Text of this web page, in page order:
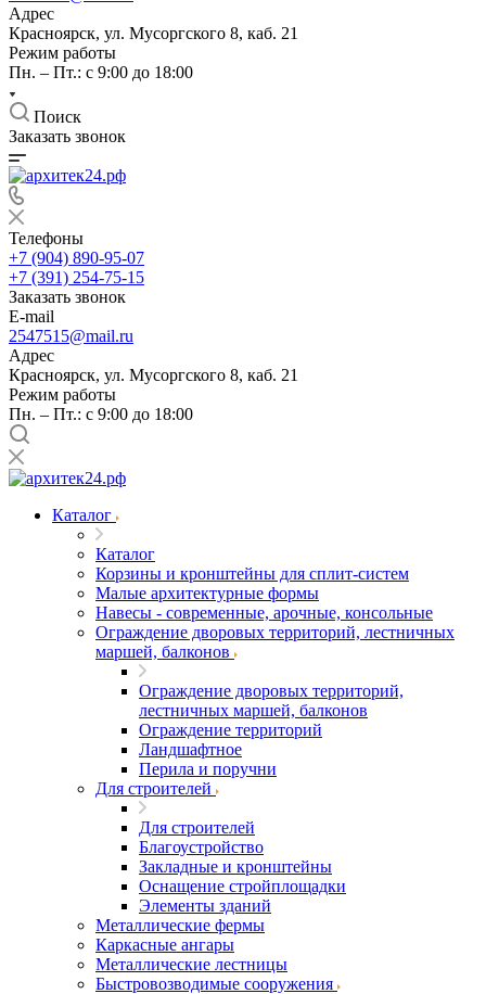
Адрес
Красноярск, ул. Мусоргского 8, каб. 21
Режим работы
Пн. – Пт.: с 9:00 до 18:00
Поиск
Заказать звонок
Телефоны
+7 (904) 890-95-07
+7 (391) 254-75-15
Заказать звонок
E-mail
2547515@mail.ru
Адрес
Красноярск, ул. Мусоргского 8, каб. 21
Режим работы
Пн. – Пт.: с 9:00 до 18:00
Каталог
Каталог
Корзины и кронштейны для сплит-систем
Малые архитектурные формы
Навесы - современные, арочные, консольные
Ограждение дворовых территорий, лестничных
маршей, балконов
Ограждение дворовых территорий,
лестничных маршей, балконов
Ограждение территорий
Ландшафтное
Перила и поручни
Для строителей
Для строителей
Благоустройство
Закладные и кронштейны
Оснащение стройплощадки
Элементы зданий
Металлические фермы
Каркасные ангары
Металлические лестницы
Быстровозводимые сооружения